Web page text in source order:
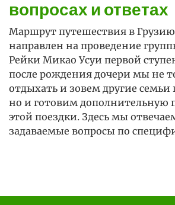
вопросах и ответах
Маршрут путешествия в
направлен на проведение
Рейки Микао Усуи первой
после рождения дочери мы не
отдыхать и зовем другие семьи
но и готовим дополнительную
этой поездки. Здесь мы
задаваемые вопросы по